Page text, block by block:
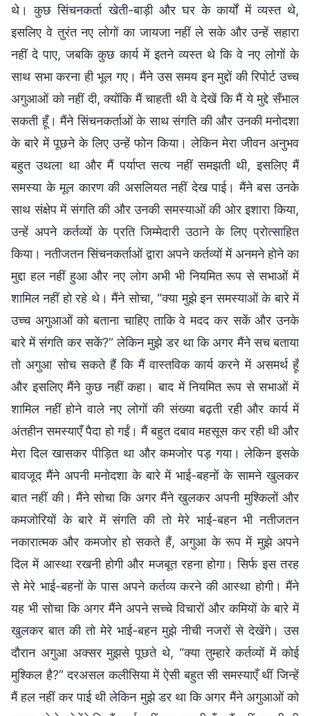
थे। कुछ सिंचनकर्ता खेती-बाड़ी और घर के कार्यों में व्यस्त थे,
इसलिए वे तुरंत नए लोगों का जायजा नहीं ले सके और उन्हें सहारा
नहीं दे पाए, जबकि कुछ कार्य में इतने व्यस्त थे कि वे नए लोगों के
साथ सभा करना ही भूल गए। मैंने उस समय इन मुद्दों की रिपोर्ट उच्च
अगुआओं को नहीं दी, क्योंकि मैं चाहती थी वे देखें कि मैं ये मुद्दे सँभाल
सकती हूँ। मैंने सिंचनकर्ताओं के साथ संगति की और उनकी मनोदशा
के बारे में पूछने के लिए उन्हें फोन किया। लेकिन मेरा जीवन अनुभव
बहुत उथला था और मैं पर्याप्त सत्य नहीं समझती थी, इसलिए मैं
समस्या के मूल कारण की असलियत नहीं देख पाई। मैंने बस उनके
साथ संक्षेप में संगति की और उनकी समस्याओं की ओर इशारा किया,
उन्हें अपने कर्तव्यों के प्रति जिम्मेदारी उठाने के लिए प्रोत्साहित
किया। नतीजतन सिंचनकर्ताओं द्वारा अपने कर्तव्यों में अनमने होने का
मुद्दा हल नहीं हुआ और नए लोग अभी भी नियमित रूप से सभाओं में
शामिल नहीं हो रहे थे। मैंने सोचा, “क्या मुझे इन समस्याओं के बारे में
उच्च अगुआओं को बताना चाहिए ताकि वे मदद कर सकें और उनके
बारे में संगति कर सकें?” लेकिन मुझे डर था कि अगर मैंने सच बताया
तो अगुआ सोच सकते हैं कि मैं वास्तविक कार्य करने में असमर्थ हूँ
और इसलिए मैंने कुछ नहीं कहा। बाद में नियमित रूप से सभाओं में
शामिल नहीं होने वाले नए लोगों की संख्या बढ़ती रही और कार्य में
अंतहीन समस्याएँ पैदा हो गईं। मैं बहुत दबाव महसूस कर रही थी और
मेरा दिल खासकर पीड़ित था और कमजोर पड़ गया। लेकिन इसके
बावजूद मैंने अपनी मनोदशा के बारे में भाई-बहनों के सामने खुलकर
बात नहीं की। मैंने सोचा कि अगर मैंने खुलकर अपनी मुश्किलों और
कमजोरियों के बारे में संगति की तो मेरे भाई-बहन भी नतीजतन
नकारात्मक और कमजोर हो सकते हैं, अगुआ के रूप में मुझे अपने
दिल में आस्था रखनी होगी और मजबूत रहना होगा। सिर्फ इस तरह
से मेरे भाई-बहनों के पास अपने कर्तव्य करने की आस्था होगी। मैंने
यह भी सोचा कि अगर मैंने अपने सच्चे विचारों और कमियों के बारे में
खुलकर बात की तो मेरे भाई-बहन मुझे नीची नजरों से देखेंगे। उस
दौरान अगुआ अक्सर मुझसे पूछते थे, “क्या तुम्हारे कर्तव्यों में कोई
मुश्किल है?” दरअसल कलीसिया में ऐसी बहुत सी समस्याएँ थीं जिन्हें
मैं हल नहीं कर पाई थी लेकिन मुझे डर था कि अगर मैंने अगुआओं को